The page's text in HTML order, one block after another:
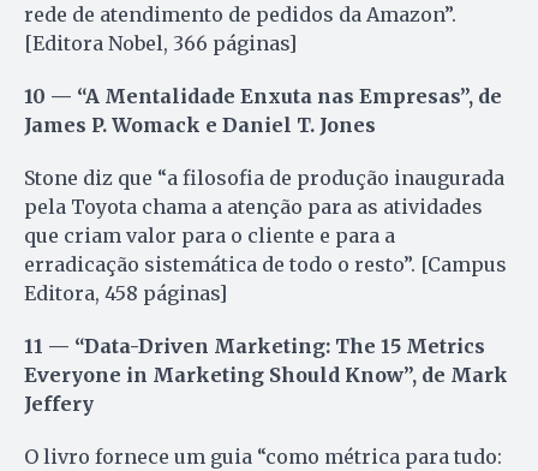
rede de atendimento de pedidos da Amazon”.
[Editora Nobel, 366 páginas]
10 — “A Mentalidade Enxuta nas Empresas”, de
James P. Womack e Daniel T. Jones
Stone diz que “a filosofia de produção inaugurada
pela Toyota chama a atenção para as atividades
que criam valor para o cliente e para a
erradicação sistemática de todo o resto”. [Campus
Editora, 458 páginas]
11 — “Data-Driven Marketing: The 15 Metrics
Everyone in Marketing Should Know”, de Mark
Jeffery
O livro fornece um guia “como métrica para tudo: